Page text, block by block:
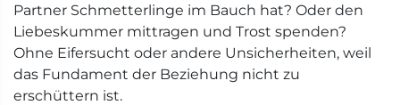
Partner Schmetterlinge im Bauch hat? Oder den
Liebeskummer mittragen und Trost spenden?
Ohne Eifersucht oder andere Unsicherheiten, weil
das Fundament der Beziehung nicht zu
erschüttern ist.